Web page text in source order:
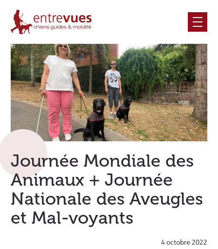
content
Journée Mondiale des
Animaux + Journée
Nationale des Aveugles
et Mal-voyants
4 octobre 2022